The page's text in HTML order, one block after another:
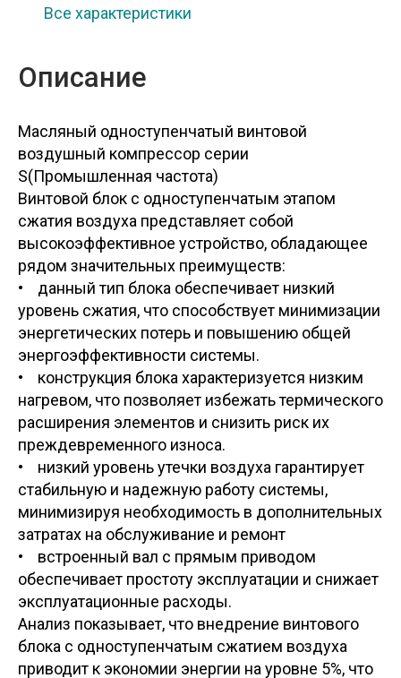
Все характеристики
Описание
Масляный одноступенчатый винтовой
воздушный компрессор серии
S(Промышленная частота)
Винтовой блок с одноступенчатым этапом
сжатия воздуха представляет собой
высокоэффективное устройство, обладающее
рядом значительных преимуществ:
• данный тип блока обеспечивает низкий
уровень сжатия, что способствует минимизации
энергетических потерь и повышению общей
энергоэффективности системы.
• конструкция блока характеризуется низким
нагревом, что позволяет избежать термического
расширения элементов и снизить риск их
преждевременного износа.
• низкий уровень утечки воздуха гарантирует
стабильную и надежную работу системы,
минимизируя необходимость в дополнительных
затратах на обслуживание и ремонт
• встроенный вал с прямым приводом
обеспечивает простоту эксплуатации и снижает
эксплуатационные расходы.
Анализ показывает, что внедрение винтового
блока с одноступенчатым сжатием воздуха
приводит к экономии энергии на уровне 5%, что